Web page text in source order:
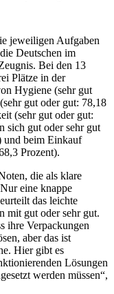
jeweiligen Aufgaben
Deutschen im
Bei den 13
Plätze in der
Hygiene (sehr gut
gut oder gut: 78,18
(sehr gut oder gut:
sich gut oder sehr gut
und beim Einkauf
Prozent).
die als klare
eine knappe
das leichte
mit gut oder sehr gut.
ihre Verpackungen
aber das ist
Hier gibt es
Lösungen
werden müssen“,